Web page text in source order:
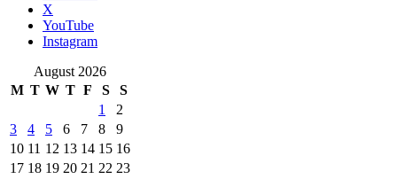
X
YouTube
Instagram
August 2026
M T W T F S
S
1
2
3
4 5 6 7 8
9
10 11 12 13 14 15 16
17 18 19 20 21 22 23